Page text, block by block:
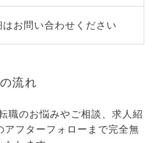
はお問い合わせください
流れ
職のお悩みやご相談、求人紹
フターフォローまで完全無